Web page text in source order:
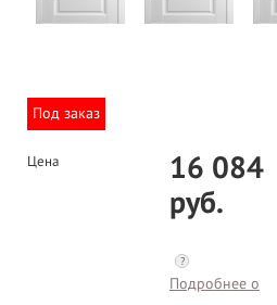
Под заказ
Цена
16 084
руб.
?
Подробнее о